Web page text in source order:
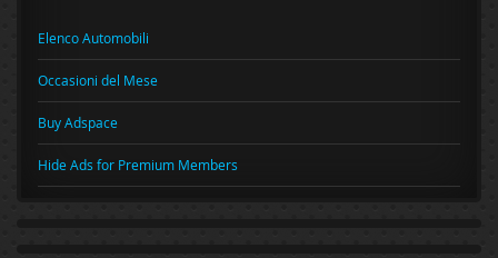
Elenco Automobili
Occasioni del Mese
Buy Adspace
Hide Ads for Premium Members